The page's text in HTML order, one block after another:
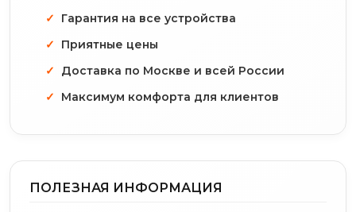
Гарантия на все устройства
Приятные цены
Доставка по Москве и всей России
Максимум комфорта для клиентов
ПОЛЕЗНАЯ ИНФОРМАЦИЯ